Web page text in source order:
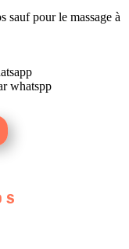
sauf pour le massage à
whatspp